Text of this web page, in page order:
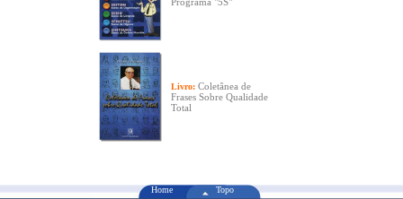
Livro: Coletânea de
Frases Sobre Qualidade
Total
Home Topo